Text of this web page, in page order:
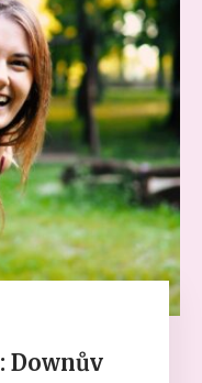
Downův